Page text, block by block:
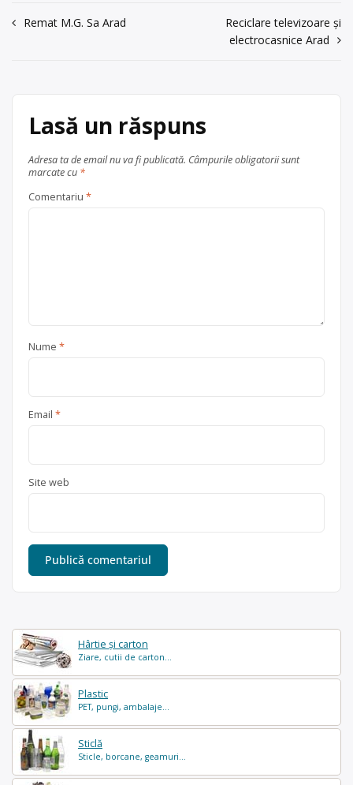
Hârtie și carton
Ziare, cutii de carton...
Plastic
PET, pungi, ambalaje...
Sticlă
Sticle, borcane, geamuri...
punct de colectare în Zădăreni, la
Centru de colectare
electrocasnice (DEEE) , în
județul Arad
Zadăreni
0722341921
Trimite un mesaj
Navigare
Remat M.G. Sa Arad
Reciclare televizoare și
electrocasnice Arad
Lasă un răspuns
Adresa ta de email nu va fi publicată. Câmpurile obligatorii sunt
marcate cu *
Comentariu *
Nume *
Email *
Site web